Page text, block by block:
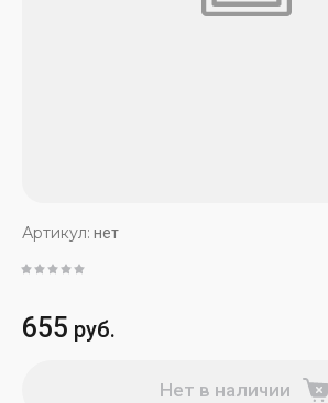
Артикул: нет
655 руб.
Нет в наличии